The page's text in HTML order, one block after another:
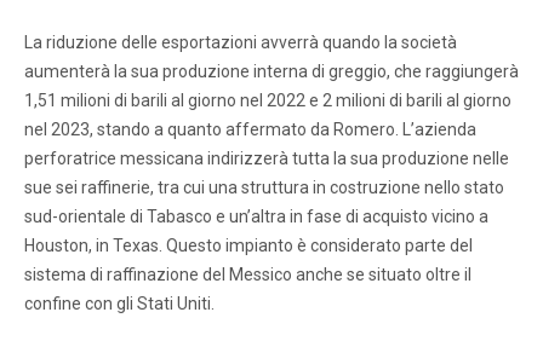
La riduzione delle esportazioni avverrà quando la società
aumenterà la sua produzione interna di greggio, che raggiungerà
1,51 milioni di barili al giorno nel 2022 e 2 milioni di barili al giorno
nel 2023, stando a quanto affermato da Romero. L’azienda
perforatrice messicana indirizzerà tutta la sua produzione nelle
sue sei raffinerie, tra cui una struttura in costruzione nello stato
sud-orientale di Tabasco e un’altra in fase di acquisto vicino a
Houston, in Texas. Questo impianto è considerato parte del
sistema di raffinazione del Messico anche se situato oltre il
confine con gli Stati Uniti.